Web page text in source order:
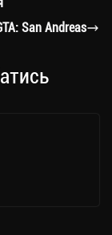
San Andreas